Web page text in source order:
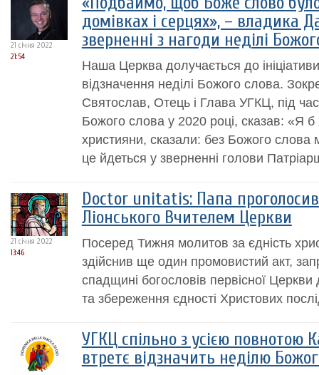
21 січня 2022
21:54
домівках і серцях», – владика
зверненні з нагоди неділі
Наша Церква долучається до
відзначення неділі Божого слова.
Святослав, Отець і Глава УГКЦ, під
Божого слова у 2020 році, сказав: «Я б
християни, сказали: без Божого
це йдеться у зверненні голови
21 січня 2022
13:46
Doctor unitatis: Папа проголосив
Ліонського Вчителем Церкви
Посеред Тижня молитов за єдність
здійснив ще один промовистий акт,
спадщині богословів первісної
та збереження єдності Христових
УГКЦ спільно з усією повнотою
втретє відзначить неділю